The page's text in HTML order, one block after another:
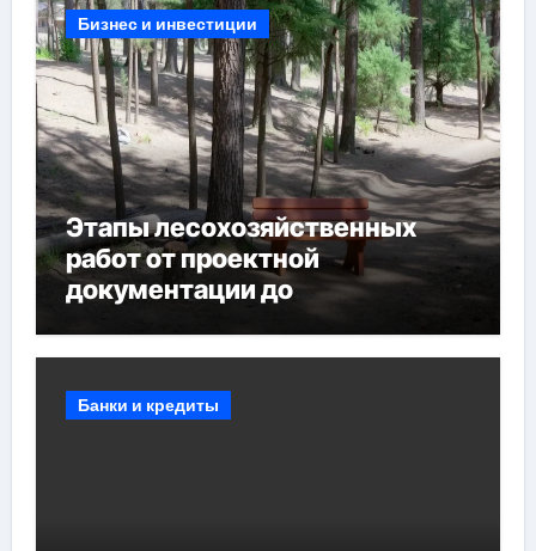
Бизнес и инвестиции
Этапы лесохозяйственных
работ от проектной
документации до
мероприятий и обустройства
Банки и кредиты